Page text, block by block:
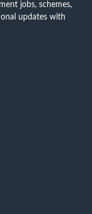
jobs, schemes,
updates with